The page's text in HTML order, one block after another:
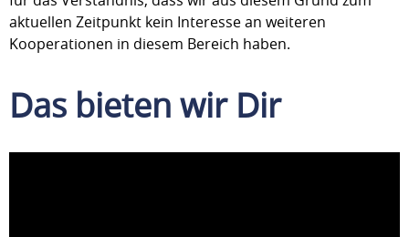
aktuellen Zeitpunkt kein Interesse an weiteren
Kooperationen in diesem Bereich haben.
Das bieten wir Dir